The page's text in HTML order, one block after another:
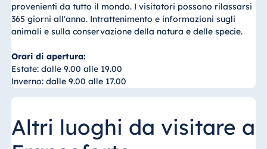
provenienti da tutto il mondo. I visitatori possono rilassarsi
365 giorni all'anno. Intrattenimento e informazioni sugli
animali e sulla conservazione della natura e delle specie.
Orari di apertura:
Estate: dalle 9.00 alle 19.00
Inverno: dalle 9.00 alle 17.00
Altri luoghi da visitare a